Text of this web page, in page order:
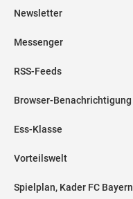
Newsletter
Messenger
RSS-Feeds
Browser-Benachrichtigung
Ess-Klasse
Vorteilswelt
Spielplan, Kader FC Bayern